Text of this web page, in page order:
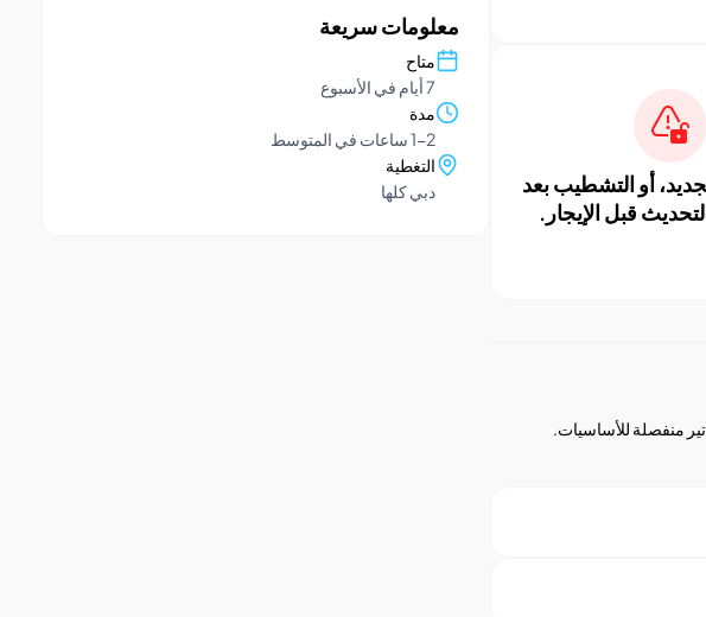
أو التشطيب بعد
قبل الإيجار.
منفصلة للأساسيات.
معلومات سريعة
متاح
7 أيام في الأسبوع
مدة
1-2 ساعات في المتوسط
التغطية
دبي كلها